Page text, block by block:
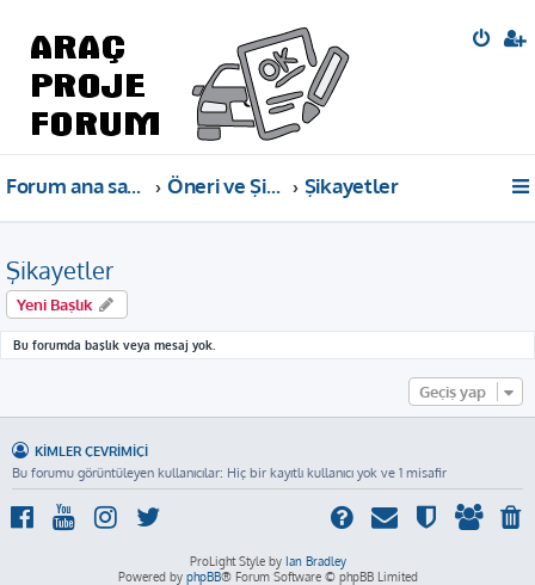
Forum ana sayfa Öneri ve Şikayetler Şikayetler
Şikayetler
Yeni Başlık
Bu forumda başlık veya mesaj yok.
Geçiş yap
KIMLER ÇEVRIMIÇI
Bu forumu görüntüleyen kullanıcılar: Hiç bir kayıtlı kullanıcı yok ve 1 misafir
ProLight Style by Ian Bradley
Powered by phpBB® Forum Software © phpBB Limited